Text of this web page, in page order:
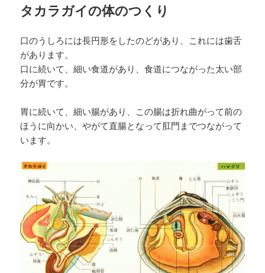
タカラガイの体のつくり
口のうしろには長円形をしたのどがあり、これには歯舌
があります。
口に続いて、細い食道があり、食道につながった太い部
分が胃です。
胃に続いて、細い腸があり、この腸は折れ曲がって前の
ほうに向かい、やがて直腸となって肛門までつながって
います。